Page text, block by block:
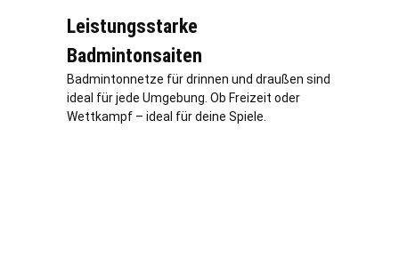
Leistungsstarke
Badmintonsaiten
Badmintonnetze für drinnen und draußen sind
ideal für jede Umgebung. Ob Freizeit oder
Wettkampf – ideal für deine Spiele.